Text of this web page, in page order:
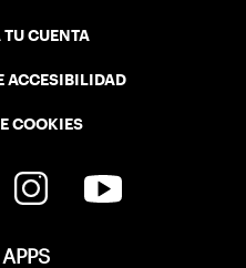
TU CUENTA
ACCESIBILIDAD
COOKIES